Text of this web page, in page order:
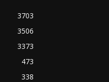
3703
3506
3373
473
338